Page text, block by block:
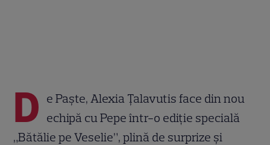
D e Paște, Alexia Țalavutis face din nou
echipă cu Pepe într-o ediție specială
„Bătălie pe Veselie”, plină de surprize și